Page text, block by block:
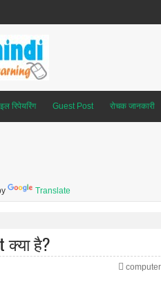
रिपेयरिंग Guest Post रोचक जानकारी
Translate
क्या है?